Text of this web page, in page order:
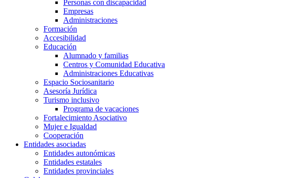
Personas con discapacidad
Empresas
Administraciones
Formación
Accesibilidad
Educación
Alumnado y familias
Centros y Comunidad Educativa
Administraciones Educativas
Espacio Sociosanitario
Asesoría Jurídica
Turismo inclusivo
Programa de vacaciones
Fortalecimiento Asociativo
Mujer e Igualdad
Cooperación
Entidades asociadas
Entidades autonómicas
Entidades estatales
Entidades provinciales